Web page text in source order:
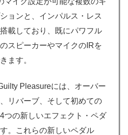
ョンと、インパルス・レス
載しており、既にパワフル
スピーカーやマイクのIRを
ます。
Pleasureには、オーバー
リバーブ、そして初めての
つの新しいエフェクト・ペダ
。これらの新しいペダル